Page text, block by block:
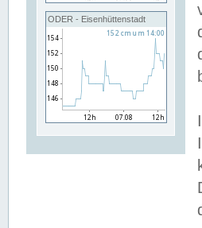
ODER - Eisenhüttenstadt